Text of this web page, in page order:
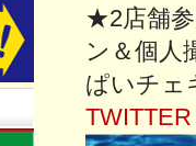
★2店舗参
ン＆個人
ぱいチェ
TWITTER